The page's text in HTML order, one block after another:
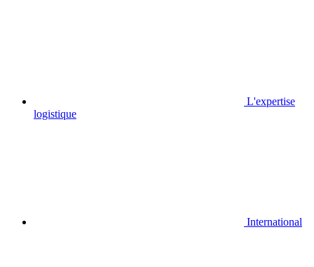
L'expertise
logistique
International